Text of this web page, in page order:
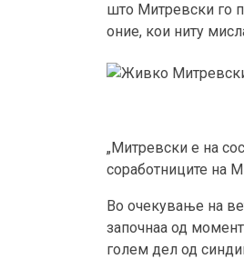
што Митревски го
оние, кои ниту
„Митревски е на
соработниците на
Во очекување на
започнаа од
голем дел од